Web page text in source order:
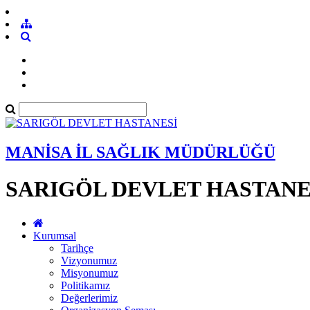
MANİSA İL SAĞLIK MÜDÜRLÜĞÜ
SARIGÖL DEVLET
Kurumsal
Tarihçe
Vizyonumuz
Misyonumuz
Politikamız
Değerlerimiz